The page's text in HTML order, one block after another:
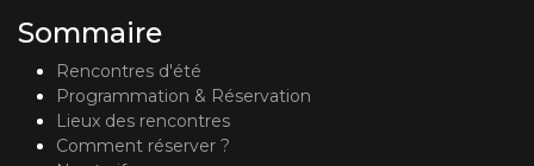
Sommaire
Rencontres d'été
Programmation & Réservation
Lieux des rencontres
Comment réserver ?